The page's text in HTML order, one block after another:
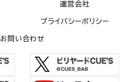
運営会社
プライバシーポリシー
お問い合わせ